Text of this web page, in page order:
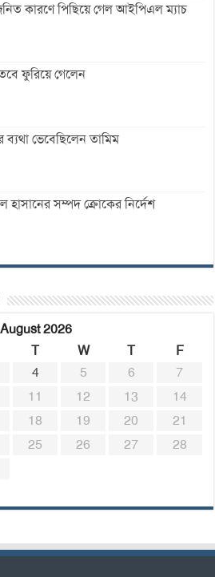
কারণে পিছিয়ে গেল আইপিএল ম্যাচ
ফুরিয়ে গেলেন
ব্যথা ভেবেছিলেন তামিম
হাসানের সম্পদ ক্রোকের নির্দেশ
August 2026
T W T
F
4 5 6
7
11 12 13
14
18 19 20
21
25 26 27
28